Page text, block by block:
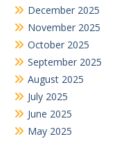
December 2025
November 2025
October 2025
September 2025
August 2025
July 2025
June 2025
May 2025